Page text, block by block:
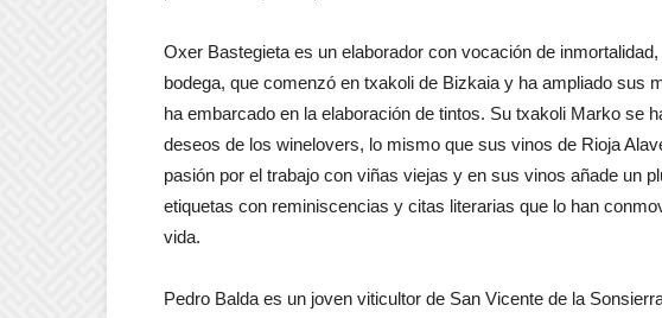
Oxer Bastegieta es un elaborador con vocación de
bodega, que comenzó en txakoli de Bizkaia y ha ampliado sus
ha embarcado en la elaboración de tintos. Su txakoli Marko se
deseos de los winelovers, lo mismo que sus vinos de Rioja
pasión por el trabajo con viñas viejas y en sus vinos añade un
etiquetas con reminiscencias y citas literarias que lo han
vida.
Pedro Balda es un joven viticultor de San Vicente de la